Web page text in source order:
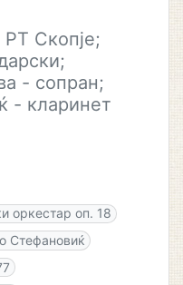
Скопје;
- сопран;
- кларинет
оркестар оп. 18
Стефановиќ